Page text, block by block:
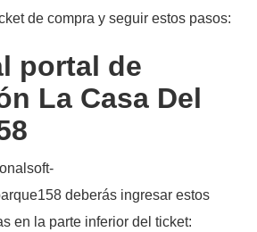
de compra y seguir estos pasos:​
portal de
La Casa Del
deberás ingresar estos
en la parte inferior del ticket: